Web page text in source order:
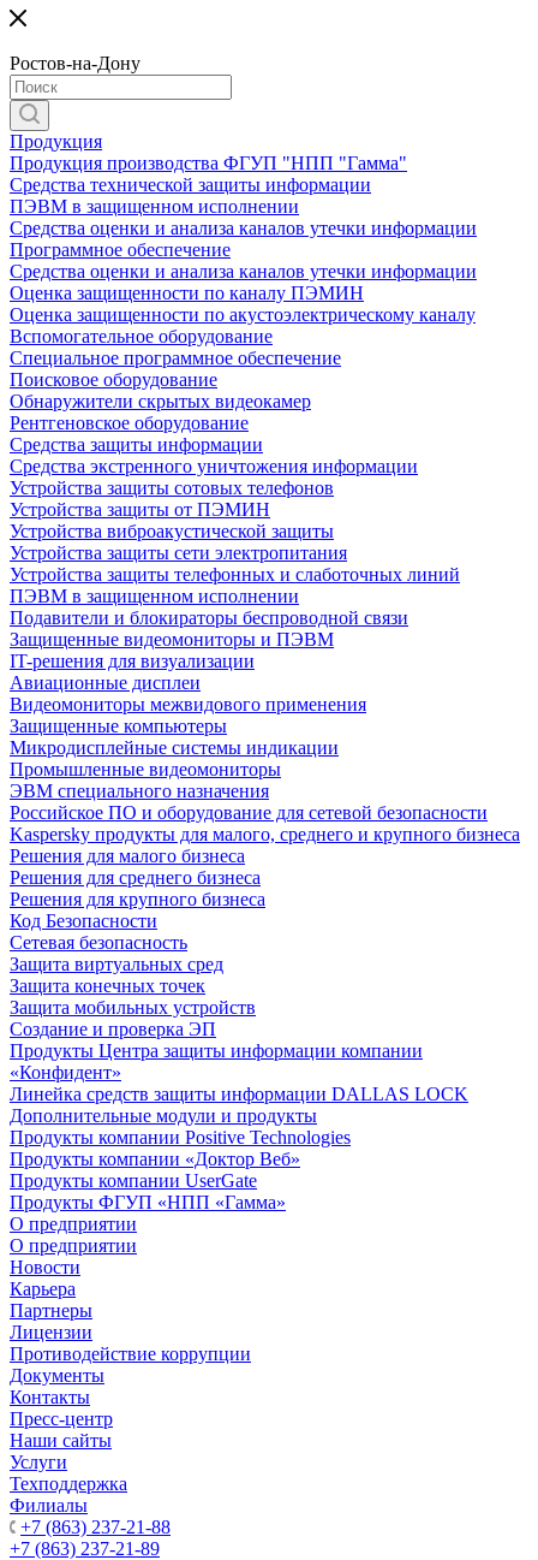
Ростов-на-Дону
Продукция
Продукция производства ФГУП "НПП "Гамма"
Средства технической защиты информации
ПЭВМ в защищенном исполнении
Средства оценки и анализа каналов утечки информации
Программное обеспечение
Средства оценки и анализа каналов утечки информации
Оценка защищенности по каналу ПЭМИН
Оценка защищенности по акустоэлектрическому каналу
Вспомогательное оборудование
Специальное программное обеспечение
Поисковое оборудование
Обнаружители скрытых видеокамер
Рентгеновское оборудование
Средства защиты информации
Средства экстренного уничтожения информации
Устройства защиты сотовых телефонов
Устройства защиты от ПЭМИН
Устройства виброакустической защиты
Устройства защиты сети электропитания
Устройства защиты телефонных и слаботочных линий
ПЭВМ в защищенном исполнении
Подавители и блокираторы беспроводной связи
Защищенные видеомониторы и ПЭВМ
IT-решения для визуализации
Авиационные дисплеи
Видеомониторы межвидового применения
Защищенные компьютеры
Микродисплейные системы индикации
Промышленные видеомониторы
ЭВМ специального назначения
Российское ПО и оборудование для сетевой безопасности
Kaspersky продукты для малого, среднего и крупного бизнеса
Решения для малого бизнеса
Решения для среднего бизнеса
Решения для крупного бизнеса
Код Безопасности
Сетевая безопасность
Защита виртуальных сред
Защита конечных точек
Защита мобильных устройств
Создание и проверка ЭП
Продукты Центра защиты информации компании
«Конфидент»
Линейка средств защиты информации DALLAS LOCK
Дополнительные модули и продукты
Продукты компании Positive Technologies
Продукты компании «Доктор Веб»
Продукты компании UserGate
Продукты ФГУП «НПП «Гамма»
О предприятии
О предприятии
Новости
Карьера
Партнеры
Лицензии
Противодействие коррупции
Документы
Контакты
Пресс-центр
Наши сайты
Услуги
Техподдержка
Филиалы
+7 (863) 237-21-88
+7 (863) 237-21-89